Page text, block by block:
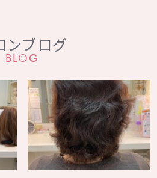
BLOG
ンブログ